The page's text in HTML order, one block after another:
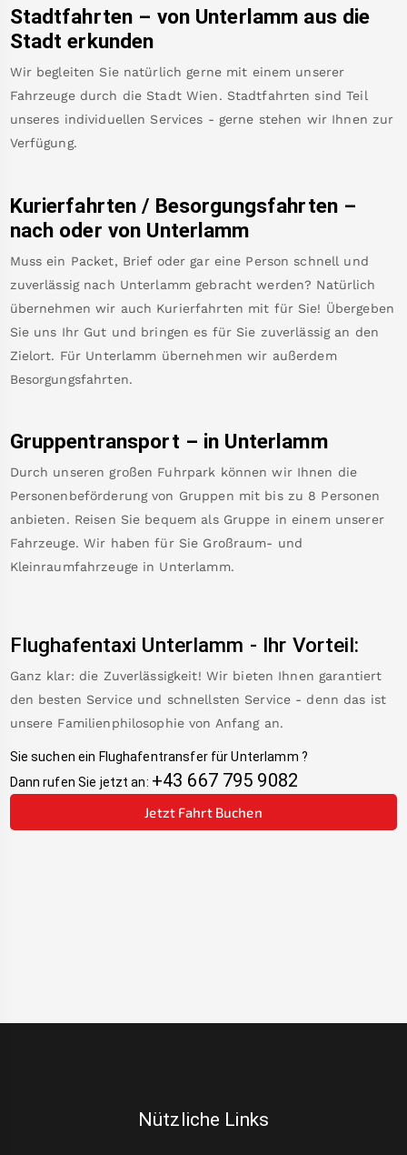
Stadtfahrten – von Unterlamm aus die
Stadt erkunden
Wir begleiten Sie natürlich gerne mit einem unserer
Fahrzeuge durch die Stadt Wien. Stadtfahrten sind Teil
unseres individuellen Services - gerne stehen wir Ihnen zur
Verfügung.
Kurierfahrten / Besorgungsfahrten –
nach oder von Unterlamm
Muss ein Packet, Brief oder gar eine Person schnell und
zuverlässig nach Unterlamm gebracht werden? Natürlich
übernehmen wir auch Kurierfahrten mit für Sie! Übergeben
Sie uns Ihr Gut und bringen es für Sie zuverlässig an den
Zielort. Für Unterlamm übernehmen wir außerdem
Besorgungsfahrten.
Gruppentransport – in Unterlamm
Durch unseren großen Fuhrpark können wir Ihnen die
Personenbeförderung von Gruppen mit bis zu 8 Personen
anbieten. Reisen Sie bequem als Gruppe in einem unserer
Fahrzeuge. Wir haben für Sie Großraum- und
Kleinraumfahrzeuge in Unterlamm.
Flughafentaxi Unterlamm - Ihr Vorteil:
Ganz klar: die Zuverlässigkeit! Wir bieten Ihnen garantiert
den besten Service und schnellsten Service - denn das ist
unsere Familienphilosophie von Anfang an.
Sie suchen ein Flughafentransfer für Unterlamm ?
Dann rufen Sie jetzt an: +43 667 795 9082
Jetzt Fahrt Buchen
Nützliche Links